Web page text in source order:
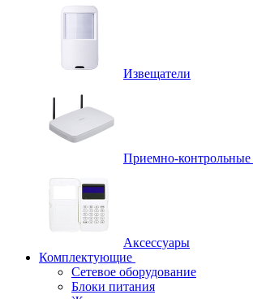
Извещатели
Приемно-
Аксессуары
Комплектующие
Сетевое оборудование
Блоки питания